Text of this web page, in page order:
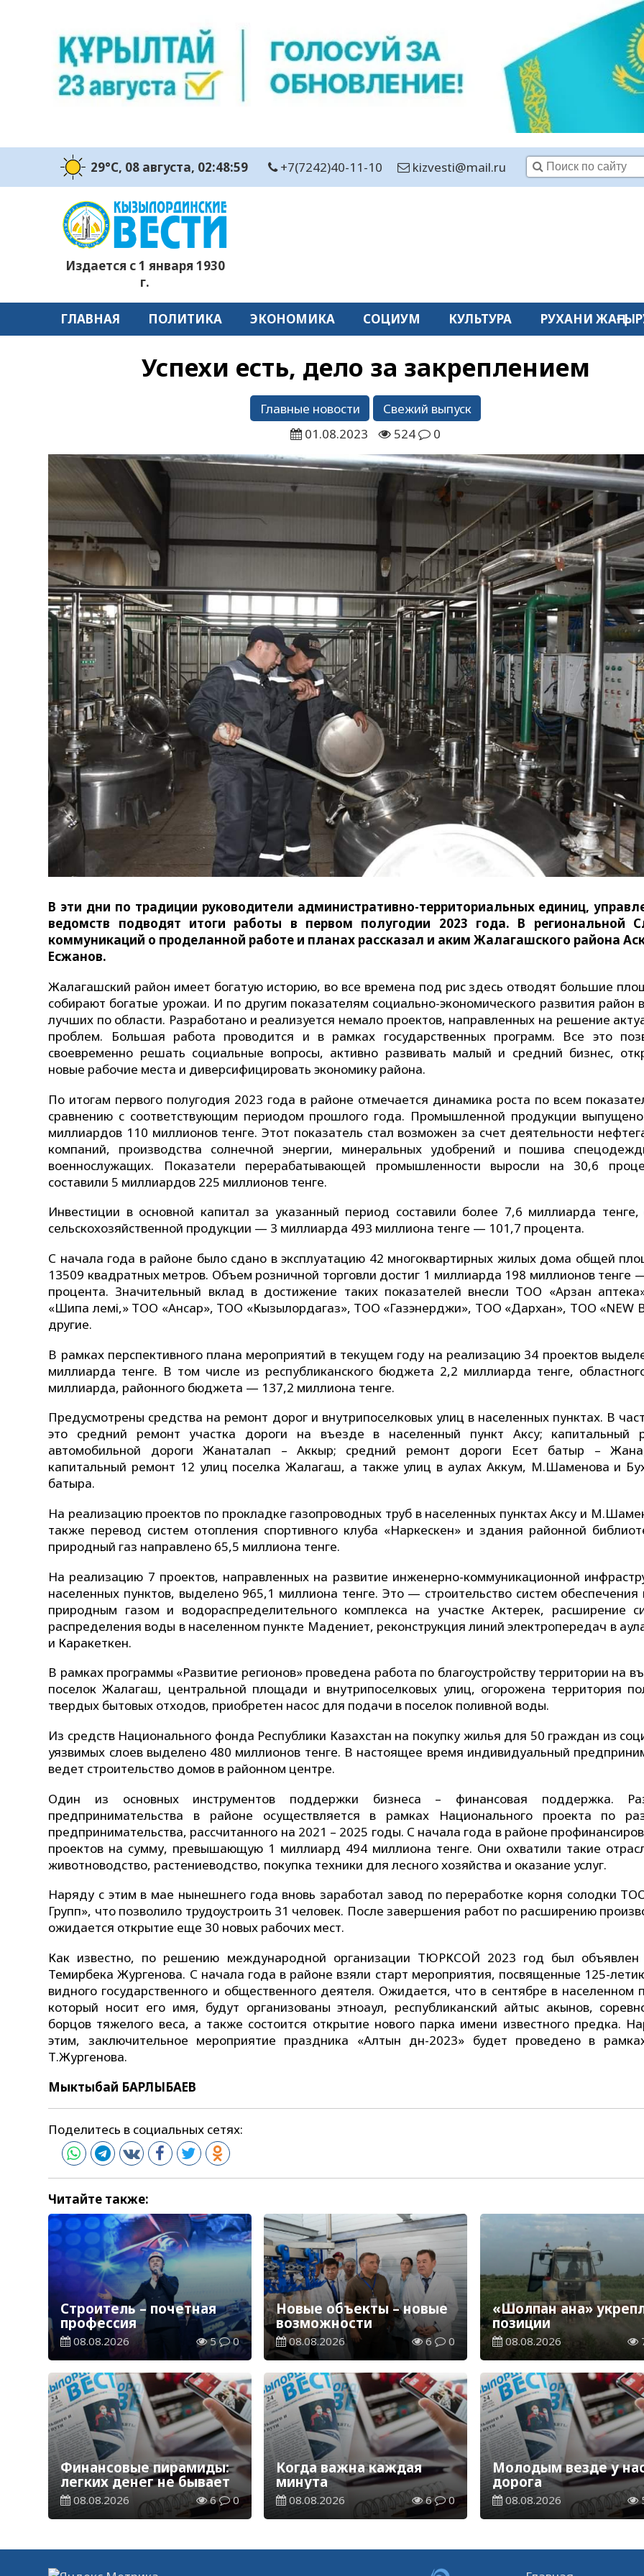
29°C, 08 августа, 02:49:01 +7(7242)40-11-10 kizvesti@mail.ru
Издается с 1 января 1930
г.
ГЛАВНАЯ ПОЛИТИКА ЭКОНОМИКА СОЦИУМ КУЛЬТУРА РУХАНИ
Успехи есть, дело за закреплением
Главные новости
Свежий выпуск
01.08.2023
524 0
В эти дни по традиции руководители административно-территориальных единиц,
ведомств подводят итоги работы в первом полугодии 2023 года. В регио­нальной
коммуникаций о проделанной работе и планах рассказал и аким Жалагашского района
Есжанов.
Жалагашский район имеет богатую историю, во все времена под рис здесь отводят большие
собирают богатые урожаи. И по другим показателям социально-экономического развития район
лучших по области. Разработано и реализуется немало проектов, направленных на решение
проблем. Большая работа проводится и в рамках государственных программ. Все это
своевременно решать социальные вопросы, активно развивать малый и средний бизнес,
новые рабочие места и диверсифицировать экономику района.
По итогам первого полугодия 2023 года в районе отмечается динамика роста по всем
сравнению с соответствующим периодом прошлого года. Промышленной продукции
миллиардов 110 миллионов тенге. Этот показатель стал возможен за счет деятельности
компаний, производства солнечной энергии, минеральных удобрений и пошива
военнослужащих. Показатели перерабатывающей промышленности выросли на 30,6
составили 5 миллиардов 225 миллионов тенге.
Инвестиции в основной капитал за указанный период составили более 7,6 миллиарда
сельскохозяйственной продукции — 3 миллиарда 493 миллиона тенге — 101,7 процента.
С начала года в районе было сдано в эксплуатацию 42 многоквартирных жилых дома общей
13509 квадратных метров. Объем розничной торговли достиг 1 миллиарда 198 миллионов тенге
процента. Значительный вклад в достижение таких показателей внесли ТОО «Арзан
«Шипа әлемі,» ТОО «Ансар», ТОО «Кызылордагаз», ТОО «Газэнерджи», ТОО «Дархан», ТОО «NEW
другие.
В рамках перспективного плана мероприятий в текущем году на реализацию 34 проектов
миллиарда тенге. В том числе из рес­публиканского бюджета 2,2 миллиарда тенге,
миллиарда, районного бюджета — 137,2 миллиона тенге.
Предусмотрены средства на ремонт дорог и внутрипоселковых улиц в населенных пунктах. В
это средний ремонт участка дороги на въезде в населенный пункт Аксу; капитальный
автомобильной дороги Жанаталап – Аккыр; средний ремонт дороги Есет батыр –
капитальный ремонт 12 улиц поселка Жалагаш, а также улиц в аулах Аккум, М.Шаменова и
батыра.
На реализацию проектов по прокладке газопроводных труб в населенных пунктах Аксу и
также перевод систем отопления спортивного клуба «Наркес­кен» и здания районной
природный газ направлено 65,5 миллиона тенге.
На реализацию 7 проектов, направленных на развитие инженерно-коммуникационной
населенных пунктов, выделено 965,1 миллиона тенге. Это — строительство систем обеспечения
природным газом и водораспределительного комплекса на участке Актерек, расширение
распределения воды в населенном пункте Мадениет, реконструкция линий электропередач в
и Каракеткен.
В рамках программы «Развитие регионов» проведена работа по благоустройству территории на
поселок Жалагаш, центральной площади и внутрипоселковых улиц, огорожена территория
твердых бытовых отходов, приобретен насос для подачи в поселок поливной воды.
Из средств Национального фонда Республики Казахстан на покупку жилья для 50 граждан из
уязвимых слоев выделено 480 миллионов тенге. В настоящее время индивидуальный
ведет строительство домов в районном центре.
Один из основных инструментов поддержки бизнеса – финансовая поддержка.
предпринимательства в районе осуществляется в рамках Национального проекта по
предпринимательства, рассчитанного на 2021 – 2025 годы. С начала года в районе
проектов на сумму, превышающую 1 миллиард 494 миллиона тенге. Они охватили такие
животноводство, растениеводство, покупка техники для лесного хозяйства и оказание услуг.
Наряду с этим в мае нынешнего года вновь заработал завод по переработке корня солодки
Групп», что позволило трудоустроить 31 человек. После завершения работ по расширению
ожидается открытие еще 30 новых рабочих мест.
Как известно, по решению международной организации ТЮРКСОЙ 2023 год был объявлен
Темирбека Жургенова. С начала года в районе взяли старт мероприятия, посвященные 125-
видного государственного и общественного деятеля. Ожидается, что в сентябре в населенном
который носит его имя, будут организованы этноаул, рес­публиканский айтыс акынов,
борцов тяжелого веса, а также состоится открытие нового парка имени известного предка.
этим, заключительное мероприятие праздника «Алтын дән-2023» будет проведено в
Т.Жургенова.
Мыктыбай БАРЛЫБАЕВ
Поделитесь в социальных сетях:
Читайте также:
Строитель – почетная
профессия
08.08.2026 5 0
Новые объекты – новые
возможности
08.08.2026 6 0
«Шолпан ана»
позиции
08.08.2026
Финансовые пирамиды:
легких денег не бывает
08.08.2026 6 0
Когда важна каждая
минута
08.08.2026 6 0
Молодым везде у
дорога
08.08.2026